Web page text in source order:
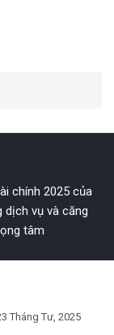
chính 2025 của
dịch vụ và căng
tâm
Tháng Tư, 2025